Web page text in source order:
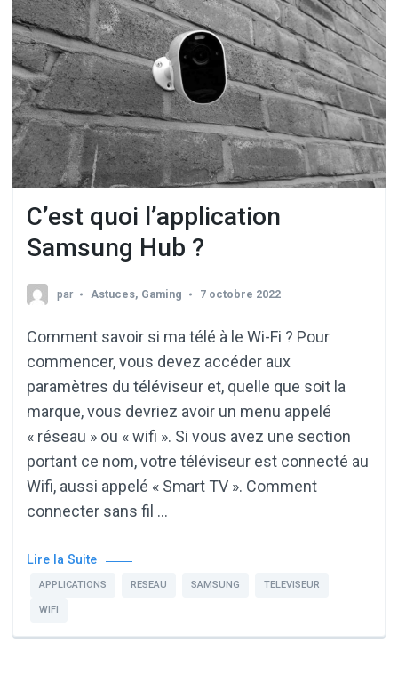
C’est quoi l’application
Samsung Hub ?
par Astuces, Gaming 7 octobre 2022
Comment savoir si ma télé à le Wi-Fi ? Pour
commencer, vous devez accéder aux
paramètres du téléviseur et, quelle que soit la
marque, vous devriez avoir un menu appelé
« réseau » ou « wifi ». Si vous avez une section
portant ce nom, votre téléviseur est connecté au
Wifi, aussi appelé « Smart TV ». Comment
connecter sans fil …
Lire la Suite
APPLICATIONS RESEAU SAMSUNG TELEVISEUR
WIFI